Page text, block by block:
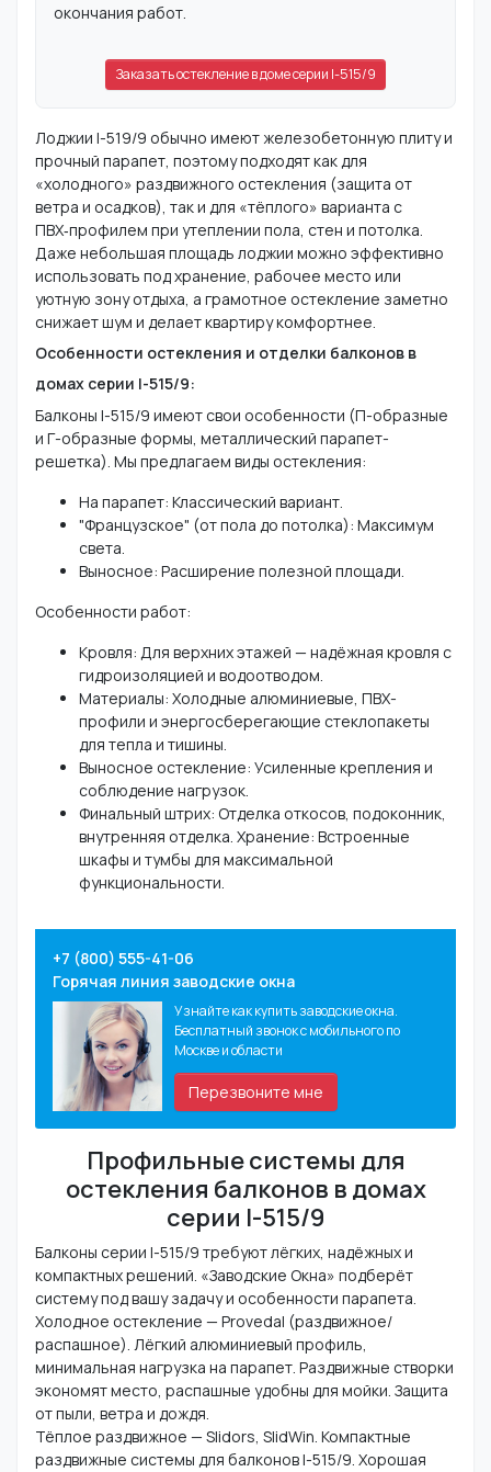
окончания работ.
Заказать остекление в доме серии I-515/9
Лоджии I-519/9 обычно имеют железобетонную плиту и
прочный парапет, поэтому подходят как для
«холодного» раздвижного остекления (защита от
ветра и осадков), так и для «тёплого» варианта с
ПВХ‑профилем при утеплении пола, стен и потолка.
Даже небольшая площадь лоджии можно эффективно
использовать под хранение, рабочее место или
уютную зону отдыха, а грамотное остекление заметно
снижает шум и делает квартиру комфортнее.
Особенности остекления и отделки балконов в
домах серии I-515/9:
Балконы I-515/9 имеют свои особенности (П-образные
и Г-образные формы, металлический парапет-
решетка). Мы предлагаем виды остекления:
На парапет: Классический вариант.
"Французское" (от пола до потолка): Максимум
света.
Выносное: Расширение полезной площади.
Особенности работ:
Кровля: Для верхних этажей — надёжная кровля с
гидроизоляцией и водоотводом.
Материалы: Холодные алюминиевые, ПВХ-
профили и энергосберегающие стеклопакеты
для тепла и тишины.
Выносное остекление: Усиленные крепления и
соблюдение нагрузок.
Финальный штрих: Отделка откосов, подоконник,
внутренняя отделка. Хранение: Встроенные
шкафы и тумбы для максимальной
функциональности.
+7 (800) 555-41-06
Горячая линия заводские окна
Узнайте как купить заводские окна.
Бесплатный звонок с мобильного по
Москве и области
Перезвоните мне
Профильные системы для
остекления балконов в домах
серии I-515/9
Балконы серии I-515/9 требуют лёгких, надёжных и
компактных решений. «Заводские Окна» подберёт
систему под вашу задачу и особенности парапета.
Холодное остекление — Provedal (раздвижное/
распашное). Лёгкий алюминиевый профиль,
минимальная нагрузка на парапет. Раздвижные створки
экономят место, распашные удобны для мойки. Защита
от пыли, ветра и дождя.
Тёплое раздвижное — Slidors, SlidWin. Компактные
раздвижные системы для балконов I-515/9. Хорошая